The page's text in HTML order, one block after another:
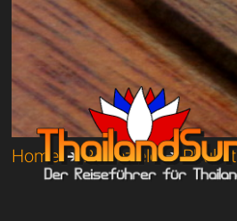
Home➔Reiseziele➔Phuket